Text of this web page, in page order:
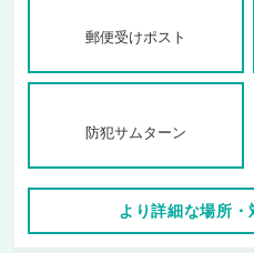
郵便受けポスト
防犯サムターン
より詳細な場所